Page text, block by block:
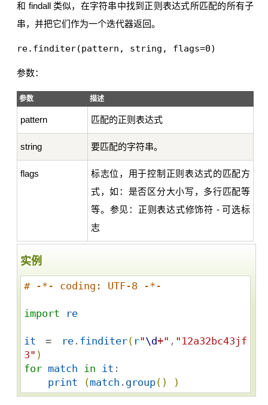
和 findall 类似，在字符串中找到正则表达式所匹配的所有子
串，并把它们作为一个迭代器返回。
re.finditer(pattern, string, flags=0)
参数：
参数 描述
pattern 匹配的正则表达式
string 要匹配的字符串。
flags
标志位，用于控制正则表达式的匹配方
式，如：是否区分大小写，多行匹配等
等。参见：正则表达式修饰符 - 可选标
志
实例
# -*- coding: UTF-8 -*-
import re
it = re. finditer( r"\d+" , " 12a32bc43jf
3" )
for match in it :
print
(match . group( ) )